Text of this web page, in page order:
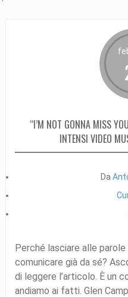
“I’M NOT GONNA MISS
INTENSI VIDEO
Da
Perché lasciare alle
comunicare già da sé?
di leggere l’articolo. È un
andiamo ai fatti. Glen